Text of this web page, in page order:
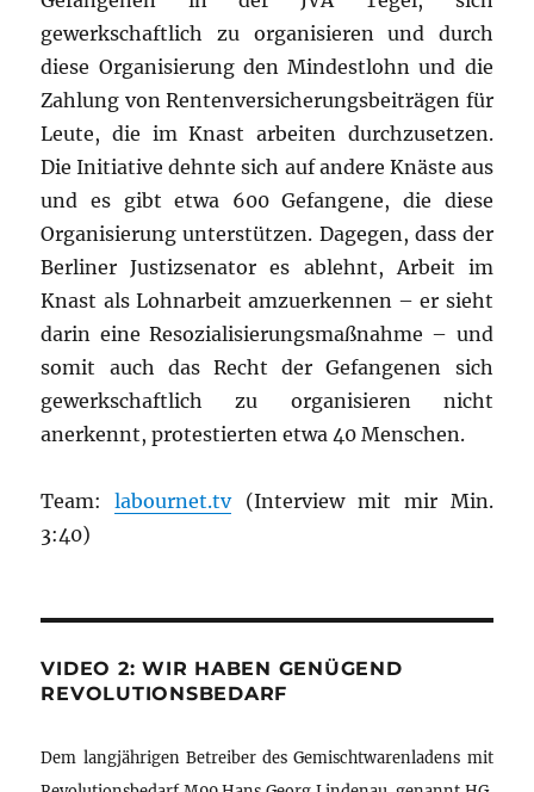
gewerkschaftlich zu organisieren und durch
diese Organisierung den Mindestlohn und die
Zahlung von Rentenversicherungsbeiträgen für
Leute, die im Knast arbeiten durchzusetzen.
Die Initiative dehnte sich auf andere Knäste aus
und es gibt etwa 600 Gefangene, die diese
Organisierung unterstützen. Dagegen, dass der
Berliner Justizsenator es ablehnt, Arbeit im
Knast als Lohnarbeit amzuerkennen – er sieht
darin eine Resozialisierungsmaßnahme – und
somit auch das Recht der Gefangenen sich
gewerkschaftlich zu organisieren nicht
anerkennt, protestierten etwa 40 Menschen.
Team:labournet.tv(Interview mit mir Min.
3:40)
VIDEO 2: WIR HABEN GENÜGEND
REVOLUTIONSBEDARF
Dem langjährigen Betreiber des Gemischtwarenladens mit